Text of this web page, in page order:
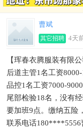
曹斌
其它招聘 4天
【珲春衣腾服装有限
后道主管1名工资8000-
品控1名工资7000-9000
尾部检验18名，没有
要加班9点。缴纳五险
联系电话180****5556